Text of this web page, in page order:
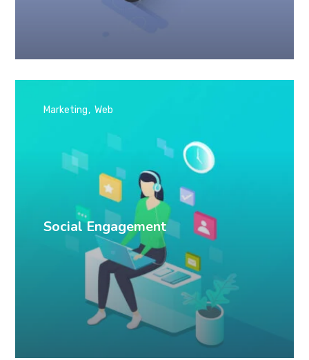
Social Engagement
Marketing Web